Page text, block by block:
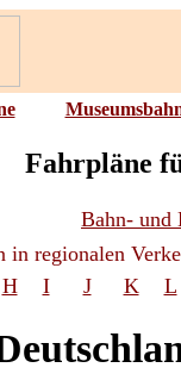
Fahrpläne
Bahn- und
in regionalen
H I J K L